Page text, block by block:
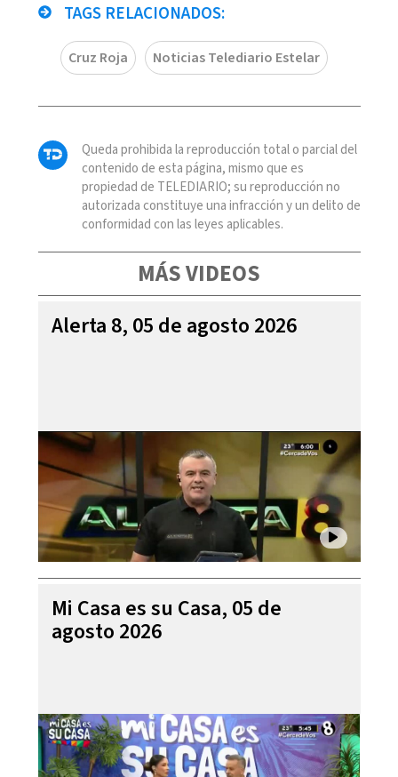
TAGS RELACIONADOS:
Cruz Roja Noticias Telediario Estelar
Queda prohibida la reproducción total o parcial del
contenido de esta página, mismo que es
propiedad de TELEDIARIO; su reproducción no
autorizada constituye una infracción y un delito de
conformidad con las leyes aplicables.
MÁS VIDEOS
Alerta 8, 05 de agosto 2026
Mi Casa es su Casa, 05 de
agosto 2026